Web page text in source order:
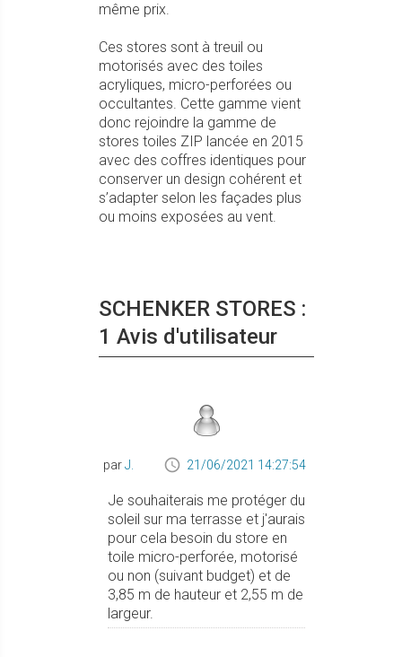
même prix.
Ces stores sont à treuil ou
motorisés avec des toiles
acryliques, micro-perforées ou
occultantes. Cette gamme vient
donc rejoindre la gamme de
stores toiles ZIP lancée en 2015
avec des coffres identiques pour
conserver un design cohérent et
s’adapter selon les façades plus
ou moins exposées au vent.
SCHENKER STORES :
1 Avis d'utilisateur
parJ. 21/06/2021 14:27:54
Je souhaiterais me protéger du
soleil sur ma terrasse et j'aurais
pour cela besoin du store en
toile micro-perforée, motorisé
ou non (suivant budget) et de
3,85 m de hauteur et 2,55 m de
largeur.